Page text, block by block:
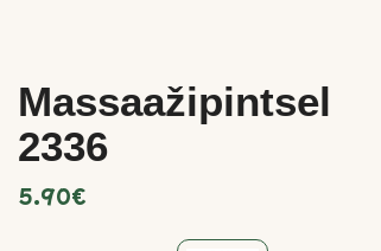
Massaažipintsel
2336
5.90€